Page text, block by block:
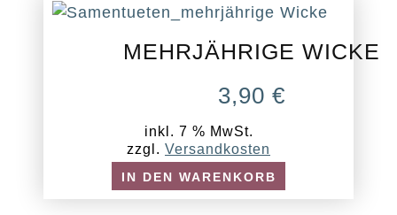
MEHRJÄHRIGE WICKE
3,90€
inkl. 7 % MwSt.
zzgl. Versandkosten
IN DEN WARENKORB